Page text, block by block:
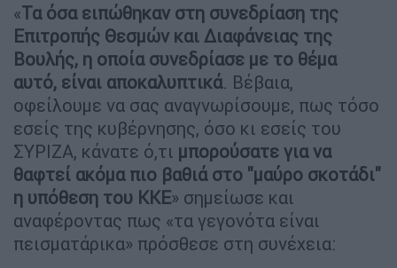
«Τα όσα ειπώθηκαν στη συνεδρίαση της
Επιτροπής Θεσμών και Διαφάνειας της
Βουλής, η οποία συνεδρίασε με το θέμα
αυτό, είναι αποκαλυπτικά. Βέβαια,
οφείλουμε να σας αναγνωρίσουμε, πως τόσο
εσείς της κυβέρνησης, όσο κι εσείς του
ΣΥΡΙΖΑ, κάνατε ό,τι μπορούσατε για να
θαφτεί ακόμα πιο βαθιά στο "μαύρο σκοτάδι"
η υπόθεση του ΚΚΕ» σημείωσε και
αναφέροντας πως «τα γεγονότα είναι
πεισματάρικα» πρόσθεσε στη συνέχεια: